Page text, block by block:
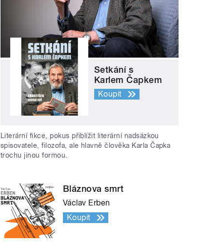
Setkání s
Karlem Čapkem
Koupit
Literární fikce, pokus přiblížit literární nadsázkou
spisovatele, filozofa, ale hlavně člověka Karla Čapka
trochu jinou formou.
Bláznova smrt
Václav Erben
Koupit